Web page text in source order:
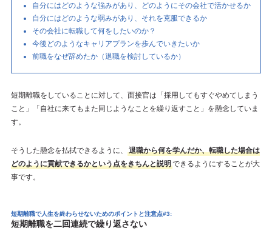
自分にはどのような強みがあり、どのようにその会社で活かせるか
自分にはどのような弱みがあり、それを克服できるか
その会社に転職して何をしたいのか？
今後どのようなキャリアプランを歩んでいきたいか
前職をなぜ辞めたか（退職を検討しているか）
短期離職をしていることに対して、面接官は「採用してもすぐやめてしまう
こと」「自社に来てもまた同じようなことを繰り返すこと」を懸念していま
す。
そうした懸念を払拭できるように、
退職から何を学んだか、転職した場合は
どのように貢献できるかという点をきちんと説明 できるようにすることが大
事です。
短期離職で人生を終わらせないためのポイント と注意点#3:
短期離職を二回連続で繰り返さない